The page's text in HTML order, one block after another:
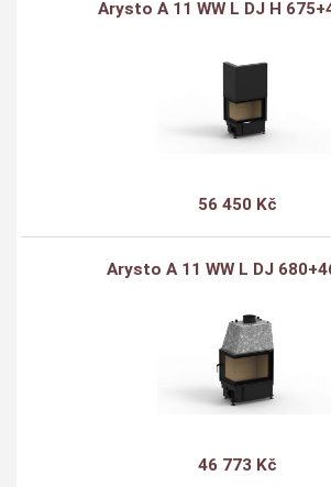
Arysto A 11 WW L DJ H
56 450 Kč
Arysto A 11 WW L DJ
46 773 Kč